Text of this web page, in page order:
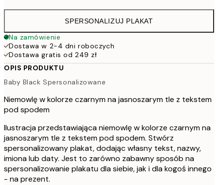
SPERSONALIZUJ PLAKAT
Na zamówienie
Dostawa w 2-4 dni roboczych
Dostawa gratis od 249 zł
OPIS PRODUKTU
Baby Black Spersonalizowane
Niemowlę w kolorze czarnym na jasnoszarym tle z tekstem
pod spodem
Ilustracja przedstawiająca niemowlę w kolorze czarnym na
jasnoszarym tle z tekstem pod spodem. Stwórz
spersonalizowany plakat, dodając własny tekst, nazwy,
imiona lub daty. Jest to zarówno zabawny sposób na
spersonalizowanie plakatu dla siebie, jak i dla kogoś innego
- na prezent.